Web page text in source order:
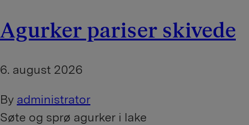
Agurker pariser skivede
6. august 2026
By administrator
Søte og sprø agurker i lake